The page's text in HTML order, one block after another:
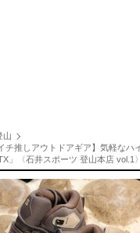
山
チ推しアウトドアギア】気軽なハ
」〈石井スポーツ 登山本店 vol.1〉